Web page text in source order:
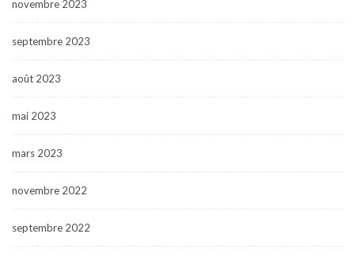
novembre 2023
septembre 2023
août 2023
mai 2023
mars 2023
novembre 2022
septembre 2022